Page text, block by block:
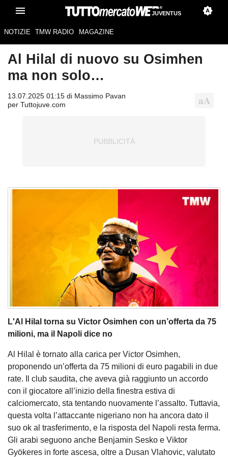
JUVENTUS
NOTIZIE TMW RADIO MAGAZINE
Al Hilal di nuovo su Osimhen
ma non solo…
13.07.2025 01:15 di Massimo Pavan
per Tuttojuve.com
L'Al Hilal torna su Victor Osimhen con un’offerta da 75
milioni, ma il Napoli dice no
Al Hilal è tornato alla carica per Victor Osimhen,
proponendo un’offerta da 75 milioni di euro pagabili in due
rate. Il club saudita, che aveva già raggiunto un accordo
con il giocatore all’inizio della finestra estiva di
calciomercato, sta tentando nuovamente l’assalto. Tuttavia,
questa volta l’attaccante nigeriano non ha ancora dato il
suo ok al trasferimento, e la risposta del Napoli resta ferma.
Gli arabi seguono anche Benjamin Sesko e Viktor
Gyökeres in forte ascesa, oltre a Dusan Vlahovic, valutato